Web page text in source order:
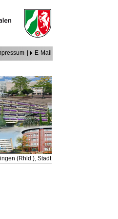
E-Mail
(Rhld.), Stadt